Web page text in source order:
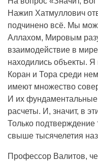
Нажип Хатмуллович
подчинено всё. Мы
Аллахом, Мировым
взаимодействие в
находились объекты.
Коран и Тора среди
имеют множество
И их
расчеты. И, значит, в
Только подтверждение
свыше тысячелетия
Профессор Валитов,